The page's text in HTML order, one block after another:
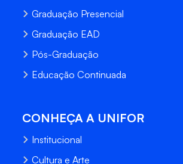
Graduação Presencial
Graduação EAD
Pós-Graduação
Educação Continuada
CONHEÇA A UNIFOR
Institucional
Cultura e Arte